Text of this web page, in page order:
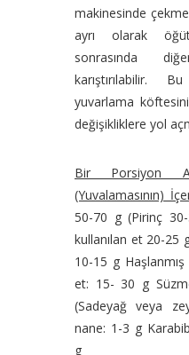
makinesinde
ayrı olarak
sonrasında
karıştırılabilir.
yuvarlama
değişikliklere yol
Bir Porsiyon
(Yuvalamasının)
50-70 g (Pirinç
kullanılan et 20-25
10-15 g
et: 15- 30 g
(Sadeyağ veya
nane: 1-3 g
g